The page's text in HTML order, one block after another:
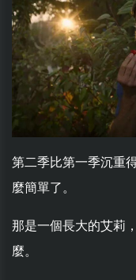
第二季比第一季沉重
麼簡單了。
那是一個長大的艾莉
麼。